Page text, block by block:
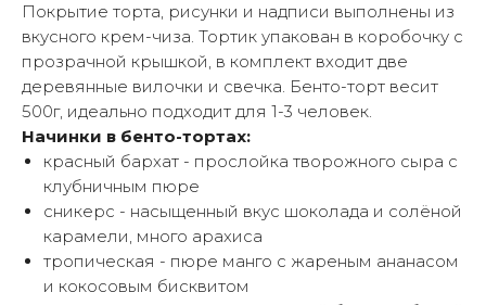
Покрытие торта, рисунки и надписи выполнены из
вкусного крем-чиза. Тортик упакован в коробочку с
прозрачной крышкой, в комплект входит две
деревянные вилочки и свечка. Бенто-торт весит
500г, идеально подходит для 1-3 человек.
Начинки в бенто-тортах:
красный бархат - прослойка творожного сыра с
клубничным пюре
сникерс - насыщенный вкус шоколада и солёной
карамели, много арахиса
тропическая - пюре манго с жареным ананасом
и кокосовым бисквитом